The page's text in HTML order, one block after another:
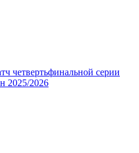
четвертьфинальной серии
2025/2026